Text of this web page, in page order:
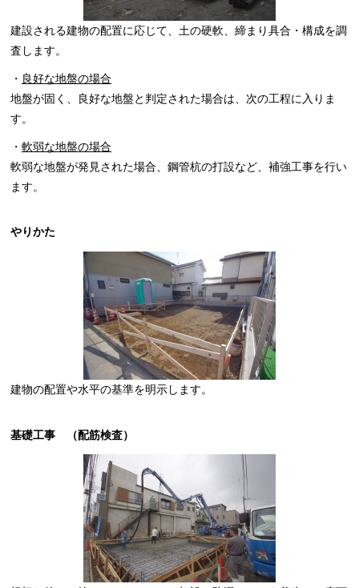
建設される建物の配置に応じて、土の硬軟、締まり具合・構成を調
査します。
・ 良好な地盤の場合
地盤が固く、良好な地盤と判定された場合は、次の工程に入りま
す。
・ 軟弱な地盤の場合
軟弱な地盤が発見された場合、鋼管杭の打設など、補強工事を行い
ます。
やりかた
建物の配置や水平の基準を明示します。
基礎工事 （配筋検査）